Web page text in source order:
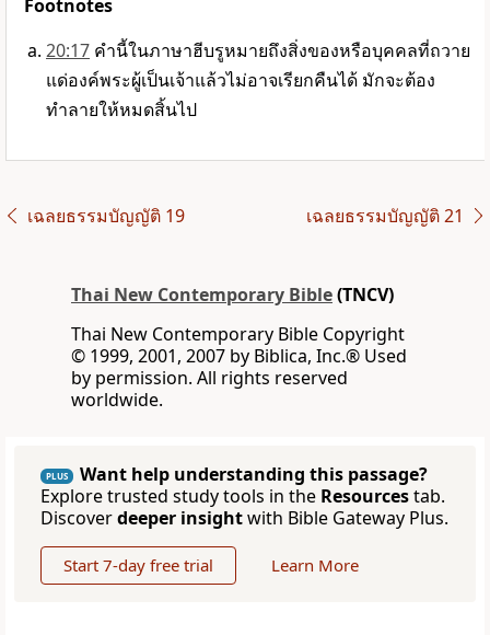
Footnotes
20:17 คำนี้ในภาษาฮีบรูหมายถึงสิ่งของหรือบุคคลที่ถวาย
แด่องค์พระผู้เป็นเจ้าแล้วไม่อาจเรียกคืนได้ มักจะต้อง
ทำลายให้หมดสิ้นไป
เฉลยธรรมบัญญัติ 19 เฉลยธรรมบัญญัติ 21
Thai New Contemporary Bible(TNCV)
Thai New Contemporary Bible Copyright
© 1999, 2001, 2007 by Biblica, Inc.® Used
by permission. All rights reserved
worldwide.
PLUS
Want help understanding this passage?
Explore trusted study tools in the Resourcestab.
Discoverdeeper insightwith Bible Gateway Plus.
Start 7-day free trial Learn More